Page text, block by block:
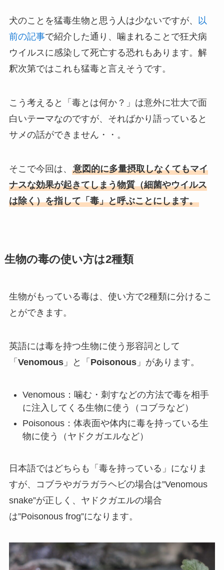
犬のことを猛毒生物と思う人は少ないですが、
以
前の記事で紹介した通り、噛まれることで狂犬病
ウイルスに感染して死亡する恐れもあります。解
釈次第ではこれも猛毒と言えそうです。
こう考えると「毒とは何か？」は意外に壮大で面
白いテーマなのですが、そればかり語っていると
サメの話ができません・・。
そこで今回は、 意図的に多量摂取しなくてもマイ
ナスな効果が起きてしまう物質（細菌やウイルス
は除く）を指して「毒」と呼ぶことにします。
生物の毒の使い方は2種類
生物がもっている毒は、使い方で2種類に分けるこ
とができます。
英語には毒を持つ生物に使う形容詞として
「 Venomous」と「 Poisonous」があります。
Venomous：噛む・刺すなどの方法で毒を相手
に注入してくる生物に使う（コブラなど）
Poisonous：体表面や体内に毒を持っている生
物に使う（ヤドクガエルなど）
日本語ではどちらも「毒を持っている」になりま
すが、コブラやガラガラヘビの場合は”Venomous
snake”が正しく、ヤドクガエルの場合
は”Poisonous frog”になります。